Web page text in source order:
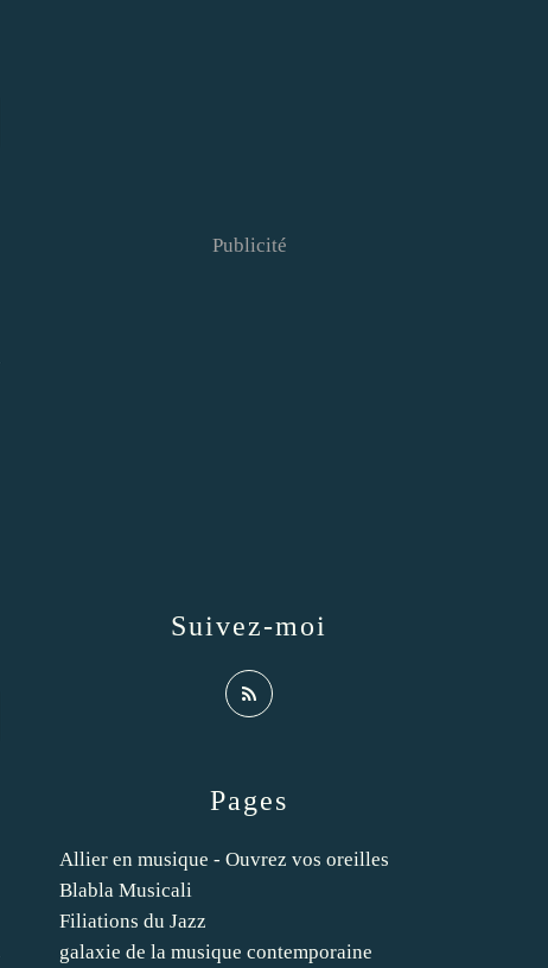
Pages
Allier en musique - Ouvrez vos oreilles
Blabla Musicali
Filiations du Jazz
galaxie de la musique contemporaine
Suivez-moi
Publicité